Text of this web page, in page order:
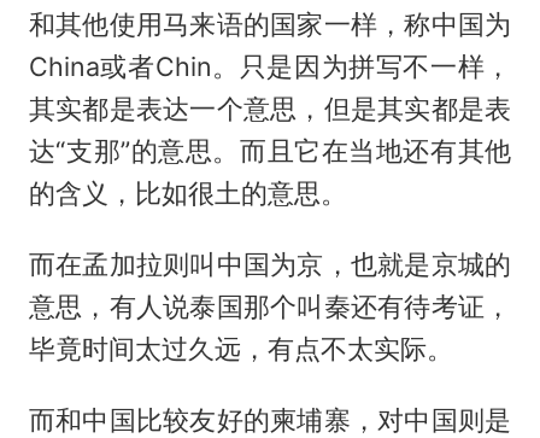
和其他使用马来语的国家一样，称中国为
China或者Chin。只是因为拼写不一样，
其实都是表达一个意思，但是其实都是表
达“支那”的意思。而且它在当地还有其他
的含义，比如很土的意思。
而在孟加拉则叫中国为京，也就是京城的
意思，有人说泰国那个叫秦还有待考证，
毕竟时间太过久远，有点不太实际。
而和中国比较友好的柬埔寨，对中国则是